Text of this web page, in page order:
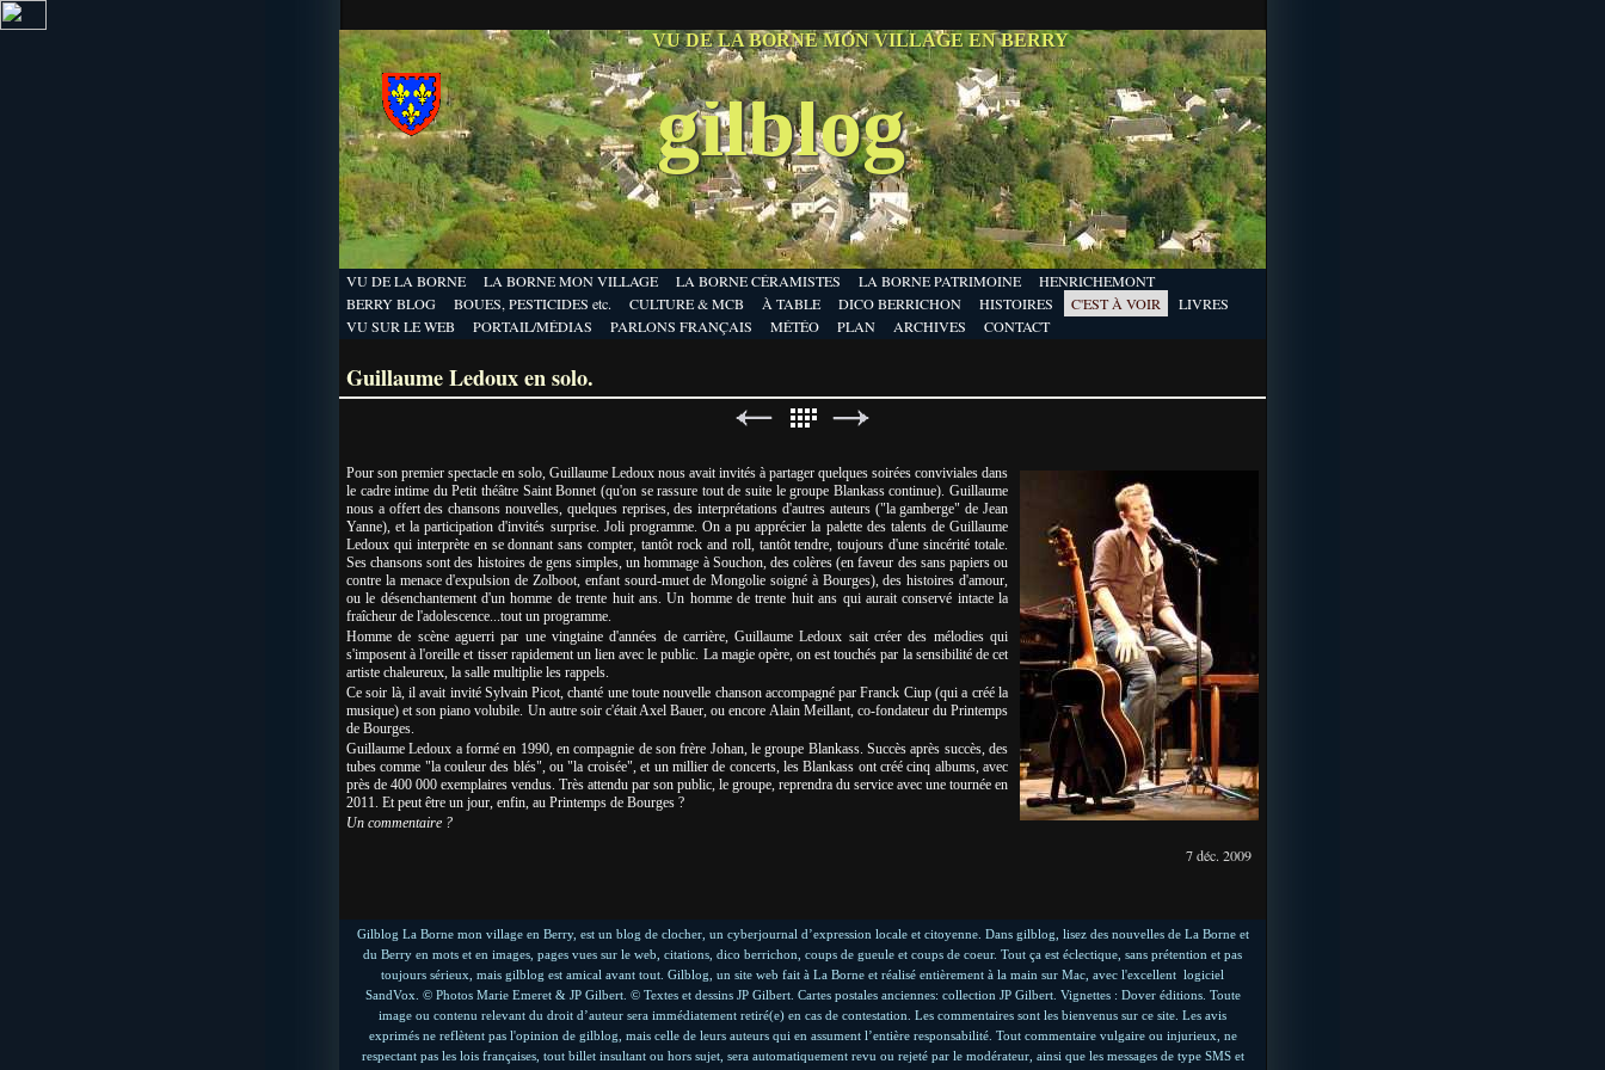
gilblog
VU DE LA BORNE MON VILLAGE EN BERRY
VU DE LA BORNE LA BORNE MON VILLAGE LA BORNE CÉRAMISTES LA BORNE PATRIMOINE
HENRICHEMONT
BERRY BLOG
BOUES, PESTICIDES etc. CULTURE & MCB À TABLE DICO BERRICHON HISTOIRES C'EST À VOIR
LIVRES
VU SUR LE WEB
PORTAIL/MÉDIAS PARLONS FRANÇAIS MÉTÉO PLAN ARCHIVES CONTACT
Guillaume Ledoux en solo.
Pour son premier spectacle en solo, Guillaume Ledoux nous avait invités à partager quelques soirées conviviales dans
le cadre intime du Petit théâtre Saint Bonnet (qu'on se rassure tout de suite le groupe Blankass continue). Guillaume
nous a offert des chansons nouvelles, quelques reprises, des interprétations d'autres auteurs ("la gamberge" de Jean
Yanne), et la participation d'invités surprise. Joli programme. On a pu apprécier la palette des talents de Guillaume
Ledoux qui interprète en se donnant sans compter, tantôt rock and roll, tantôt tendre, toujours d'une sincérité totale.
Ses chansons sont des histoires de gens simples, un hommage à Souchon, des colères (en faveur des sans papiers ou
contre la menace d'expulsion de Zolboot, enfant sourd-muet de Mongolie soigné à Bourges), des histoires d'amour,
ou le désenchantement d'un homme de trente huit ans. Un homme de trente huit ans qui aurait conservé intacte la
fraîcheur de l'adolescence...tout un programme.
Homme de scène aguerri par une vingtaine d'années de carrière, Guillaume Ledoux sait créer des mélodies qui
s'imposent à l'oreille et tisser rapidement un lien avec le public. La magie opère, on est touchés par la sensibilité de cet
artiste chaleureux, la salle multiplie les rappels.
Ce soir là, il avait invité Sylvain Picot, chanté une toute nouvelle chanson accompagné par Franck Ciup (qui a créé la
musique) et son piano volubile. Un autre soir c'était Axel Bauer, ou encore Alain Meillant, co-fondateur du Printemps
de Bourges.
Guillaume Ledoux a formé en 1990, en compagnie de son frère Johan, le groupe Blankass. Succès après succès, des
tubes comme "la couleur des blés", ou "la croisée", et un millier de concerts, les Blankass ont créé cinq albums, avec
près de 400 000 exemplaires vendus. Très attendu par son public, le groupe, reprendra du service avec une tournée en
2011. Et peut être un jour, enfin, au Printemps de Bourges ?
Un commentaire ?
7 déc. 2009
Gilblog La Borne mon village en Berry, est un blog de clocher, un cyberjournal d’expression locale et citoyenne. Dans gilblog, lisez des nouvelles de La Borne et
du Berry en mots et en images, pages vues sur le web, citations, dico berrichon, coups de gueule et coups de coeur. Tout ça est éclectique, sans prétention et pas
toujours sérieux, mais gilblog est amical avant tout. Gilblog, un site web fait à La Borne et réalisé entièrement à la main sur Mac, avec l'excellent logiciel
SandVox. © Photos Marie Emeret & JP Gilbert. © Textes et dessins JP Gilbert. Cartes postales anciennes: collection JP Gilbert. Vignettes : Dover éditions. Toute
image ou contenu relevant du droit d’auteur sera immédiatement retiré(e) en cas de contestation. Les commentaires sont les bienvenus sur ce site. Les avis
exprimés ne reflètent pas l'opinion de gilblog, mais celle de leurs auteurs qui en assument l’entière responsabilité. Tout commentaire vulgaire ou injurieux, ne
respectant pas les lois françaises, tout billet insultant ou hors sujet, sera automatiquement revu ou rejeté par le modérateur, ainsi que les messages de type SMS et